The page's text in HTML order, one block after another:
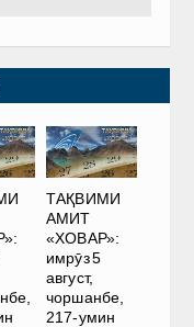
ТАҚВИМИ
АМИТ
«ХОВАР»:
имрӯз 5
август,
чоршанбе,
217-умин